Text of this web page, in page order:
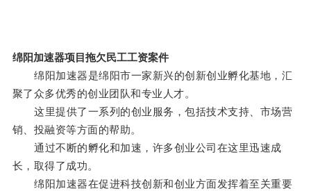
绵阳加速器项目拖欠民工工资案件
绵阳加速器是绵阳市一家新兴的创新创业孵化基地，汇
聚了众多优秀的创业团队和专业人才。
这里提供了一系列的创业服务，包括技术支持、市场营
销、投融资等方面的帮助。
通过不断的孵化和加速，许多创业公司在这里迅速成
长，取得了成功。
绵阳加速器在促进科技创新和创业方面发挥着至关重要